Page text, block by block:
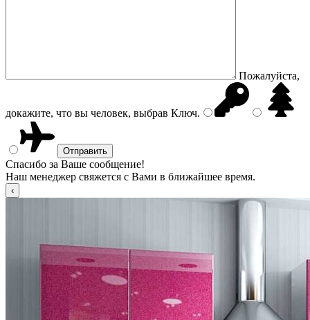
Пожалуйста,
докажите, что вы человек, выбрав Ключ.
Спасибо за Ваше сообщение!
Наш менеджер свяжется с Вами в ближайшее время.